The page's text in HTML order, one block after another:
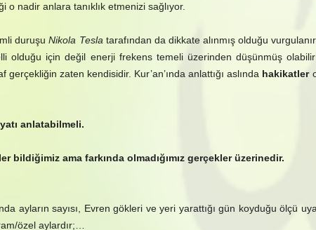
o nadir anlara tanıklık etmenizi sağlıyor.
duruşuNikola Tesla tarafından da dikkate alınmış olduğu
olduğu için değil enerji frekens temeli üzerinden düşünmüş
gerçekliğin zaten kendisidir. Kur’an’ında anlattığı aslında hakikatler
anlatabilmeli.
bildiğimiz ama farkında olmadığımız gerçekler üzerinedir.
ayların sayısı, Evren gökleri ve yeri yarattığı gün koyduğu ölçü
özel aylardır;…